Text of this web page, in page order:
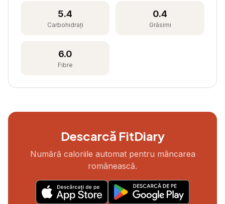
5.4
Carbohidrați
0.4
Grăsimi
6.0
Fibre
Descarcă FitDiary
Numără caloriile automat pentru mâncarea
românească.